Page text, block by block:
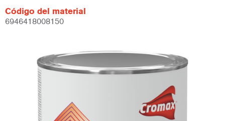
Código del material
6946418008150